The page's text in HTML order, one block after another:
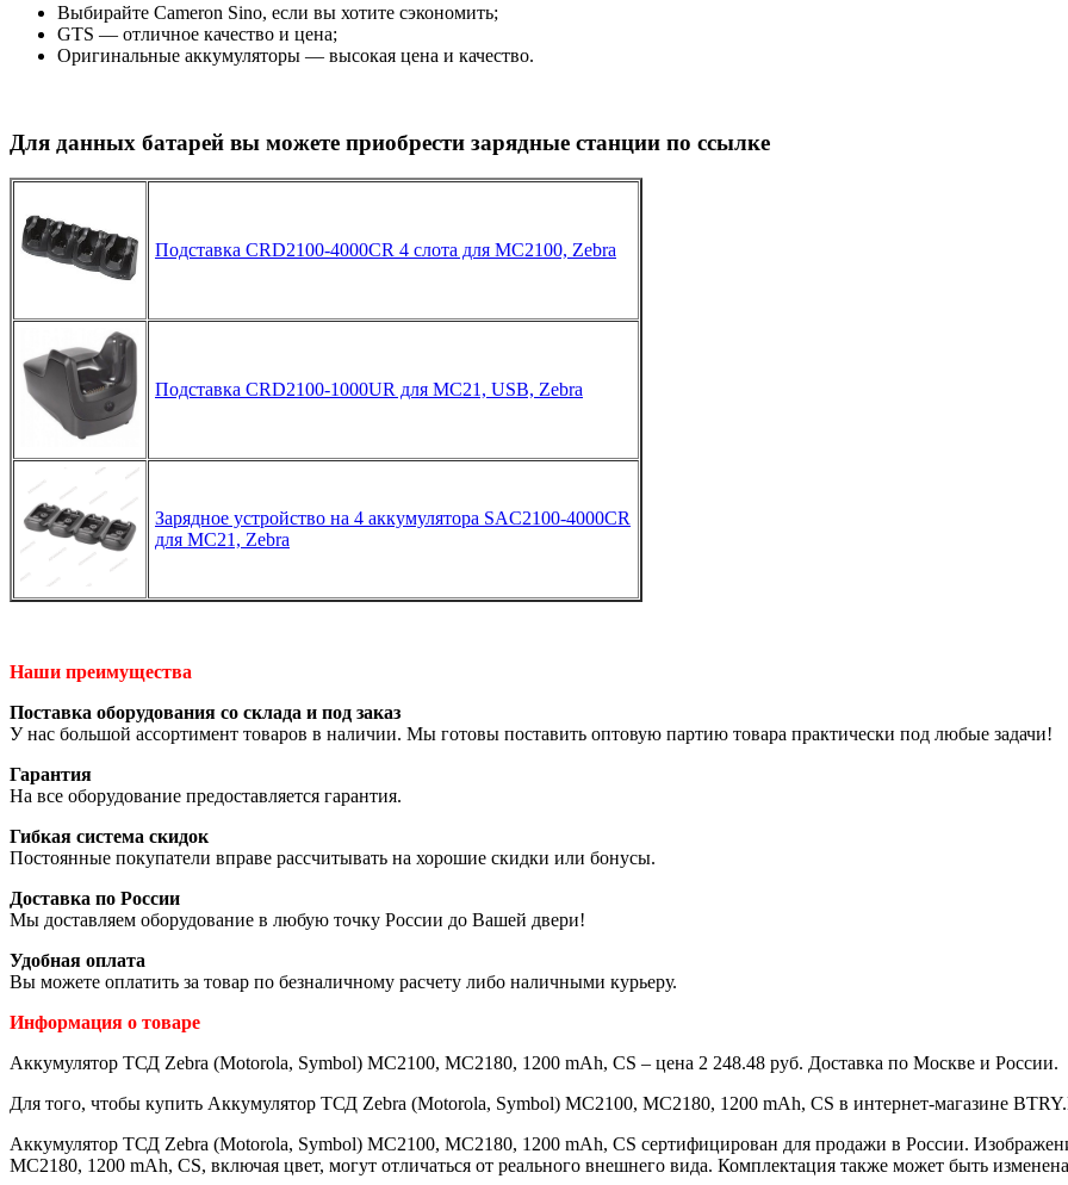
Выбирайте Cameron Sino, если вы хотите сэкономить;
GTS — отличное качество и цена;
Оригинальные аккумуляторы — высокая цена и качество.
Для данных батарей вы можете приобрести зарядные станции по ссылке
Подставка CRD2100-4000CR 4 слота для MC2100, Zebra
Подставка CRD2100-1000UR для MC21, USB, Zebra
Зарядное устройство на 4 аккумулятора SAC2100-4000CR
для MC21, Zebra
Наши преимущества
Поставка оборудования со склада и под заказ
У нас большой ассортимент товаров в наличии. Мы готовы поставить оптовую партию товара практически под любые задачи!
Гарантия
На все оборудование предоставляется гарантия.
Гибкая система скидок
Постоянные покупатели вправе рассчитывать на хорошие скидки или бонусы.
Доставка по России
Мы доставляем оборудование в любую точку России до Вашей двери!
Удобная оплата
Вы можете оплатить за товар по безналичному расчету либо наличными курьеру.
Информация о товаре
Аккумулятор ТСД Zebra (Motorola, Symbol) MC2100, MC2180, 1200 mAh, CS – цена 2 248.48 руб. Доставка по Москве и России.
Для того, чтобы купить Аккумулятор ТСД Zebra (Motorola, Symbol) MC2100, MC2180, 1200 mAh, CS в интернет-магазине
Аккумулятор ТСД Zebra (Motorola, Symbol) MC2100, MC2180, 1200 mAh, CS сертифицирован для продажи в России.
MC2180, 1200 mAh, CS, включая цвет, могут отличаться от реального внешнего вида. Комплектация также может быть